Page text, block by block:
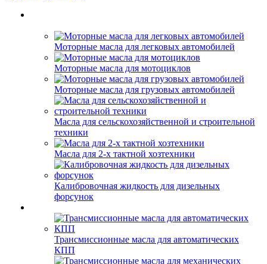
Моторные масла для легковых автомобилей
Моторные масла для мотоциклов
Моторные масла для грузовых автомобилей
Масла для сельскохозяйственной и строительной
техники
Масла для 2-х тактной хозтехники
Калибровочная жидкость для дизельных
форсунок
Трансмиссионные масла для автоматических
КПП